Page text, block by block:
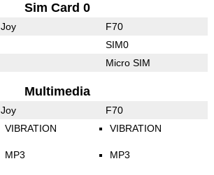
Sim Card 0
Joy F70
SIM0
Micro SIM
Multimedia
Joy F70
VIBRATION
MP3
VIBRATION
MP3